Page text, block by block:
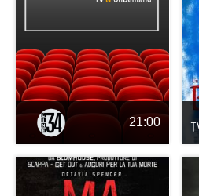
21:00